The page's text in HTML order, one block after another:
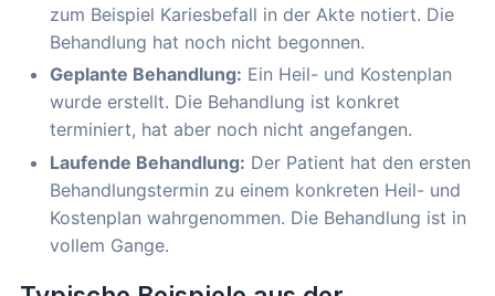
zum Beispiel Kariesbefall in der Akte notiert. Die
Behandlung hat noch nicht begonnen.
Geplante Behandlung: Ein Heil- und Kostenplan
wurde erstellt. Die Behandlung ist konkret
terminiert, hat aber noch nicht angefangen.
Laufende Behandlung: Der Patient hat den ersten
Behandlungstermin zu einem konkreten Heil- und
Kostenplan wahrgenommen. Die Behandlung ist in
vollem Gange.